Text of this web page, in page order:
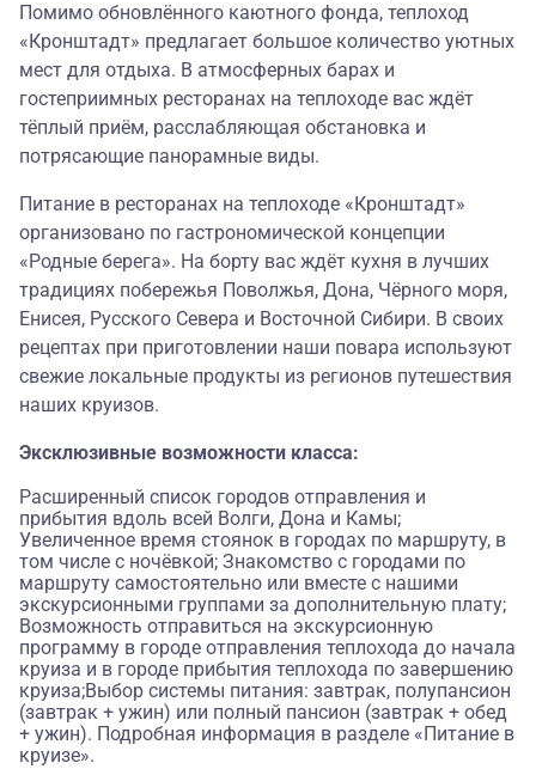
Помимо обновлённого каютного фонда, теплоход
«Кронштадт» предлагает большое количество уютных
мест для отдыха. В атмосферных барах и
гостеприимных ресторанах на теплоходе вас ждёт
тёплый приём, расслабляющая обстановка и
потрясающие панорамные виды.
Питание в ресторанах на теплоходе «Кронштадт»
организовано по гастрономической концепции
«Родные берега». На борту вас ждёт кухня в лучших
традициях побережья Поволжья, Дона, Чёрного моря,
Енисея, Русского Севера и Восточной Сибири. В своих
рецептах при приготовлении наши повара используют
свежие локальные продукты из регионов путешествия
наших круизов.
Эксклюзивные возможности класса:
Расширенный список городов отправления и
прибытия вдоль всей Волги, Дона и Камы;
Увеличенное время стоянок в городах по маршруту, в
том числе с ночёвкой; Знакомство с городами по
маршруту самостоятельно или вместе с нашими
экскурсионными группами за дополнительную плату;
Возможность отправиться на экскурсионную
программу в городе отправления теплохода до начала
круиза и в городе прибытия теплохода по завершению
круиза;Выбор системы питания: завтрак, полупансион
(завтрак + ужин) или полный пансион (завтрак + обед
+ ужин). Подробная информация в разделе «Питание в
круизе».